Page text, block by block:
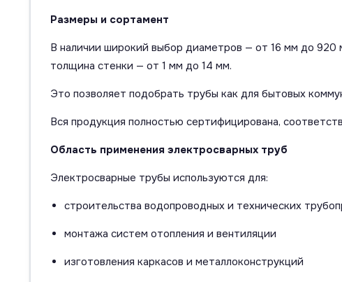
Размеры и сортамент
В наличии широкий выбор диаметров — от 16 мм до 920
толщина стенки — от 1 мм до 14 мм.
Это позволяет подобрать трубы как для бытовых
Вся продукция полностью сертифицирована,
Область применения электросварных труб
Электросварные трубы используются для:
строительства водопроводных и технических
монтажа систем отопления и вентиляции
изготовления каркасов и металлоконструкций